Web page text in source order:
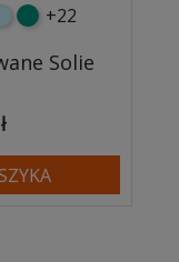
turkusowy
+22
Solie